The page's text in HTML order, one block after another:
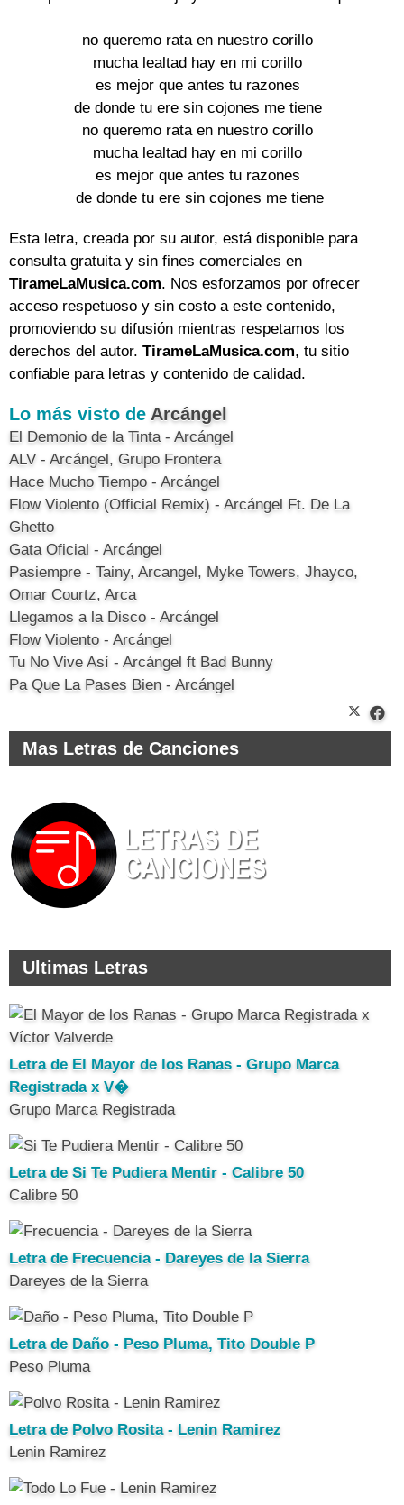
no queremo rata en nuestro corillo
mucha lealtad hay en mi corillo
es mejor que antes tu razones
de donde tu ere sin cojones me tiene
no queremo rata en nuestro corillo
mucha lealtad hay en mi corillo
es mejor que antes tu razones
de donde tu ere sin cojones me tiene
Esta letra, creada por su autor, está disponible para
consulta gratuita y sin fines comerciales en
TirameLaMusica.com. Nos esforzamos por ofrecer
acceso respetuoso y sin costo a este contenido,
promoviendo su difusión mientras respetamos los
derechos del autor. TirameLaMusica.com, tu sitio
confiable para letras y contenido de calidad.
Lo más visto de Arcángel
El Demonio de la Tinta - Arcángel
ALV - Arcángel, Grupo Frontera
Hace Mucho Tiempo - Arcángel
Flow Violento (Official Remix) - Arcángel Ft. De La
Ghetto
Gata Oficial - Arcángel
Pasiempre - Tainy, Arcangel, Myke Towers, Jhayco,
Omar Courtz, Arca
Llegamos a la Disco - Arcángel
Flow Violento - Arcángel
Tu No Vive Así - Arcángel ft Bad Bunny
Pa Que La Pases Bien - Arcángel
Mas Letras de Canciones
Ultimas Letras
Letra de El Mayor de los Ranas - Grupo Marca
Registrada x V�
Grupo Marca Registrada
Letra de Si Te Pudiera Mentir - Calibre 50
Calibre 50
Letra de Frecuencia - Dareyes de la Sierra
Dareyes de la Sierra
Letra de Daño - Peso Pluma, Tito Double P
Peso Pluma
Letra de Polvo Rosita - Lenin Ramirez
Lenin Ramirez